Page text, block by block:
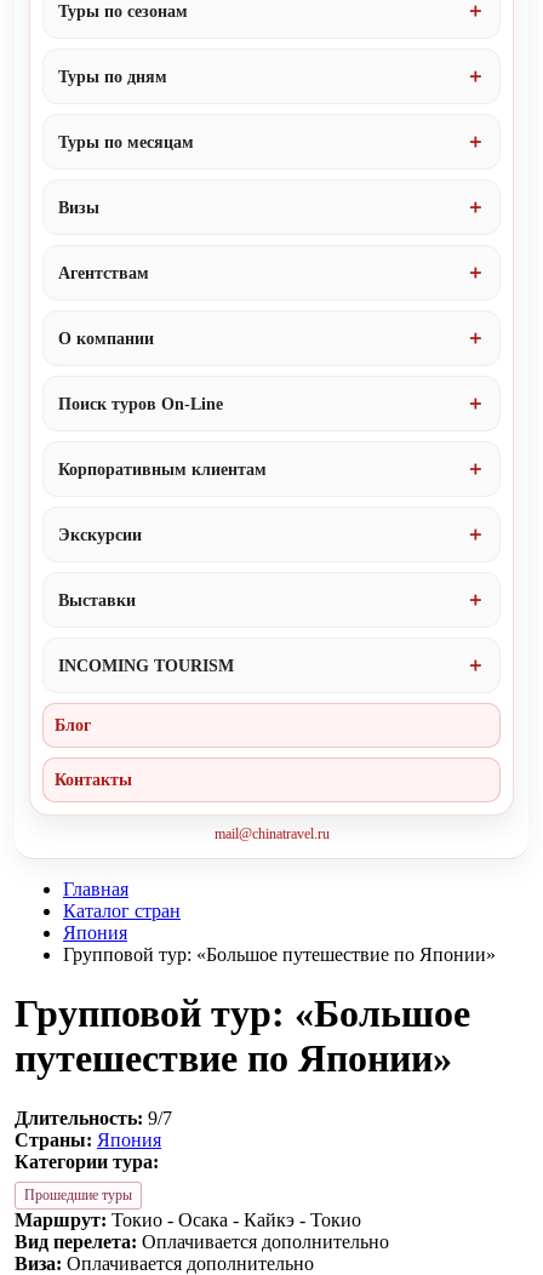
Туры по сезонам
Туры по дням
Туры по месяцам
Визы
Агентствам
О компании
Поиск туров On-Line
Корпоративным клиентам
Экскурсии
Выставки
INCOMING TOURISM
Блог
Контакты
mail@chinatravel.ru
Главная
Каталог стран
Япония
Групповой тур: «Большое путешествие по Японии»
Групповой тур: «Большое
путешествие по Японии»
Длительность: 9/7
Страны: Япония
Категории тура:
Прошедшие туры
Маршрут: Токио - Осака - Кайкэ - Токио
Вид перелета: Оплачивается дополнительно
Виза: Оплачивается дополнительно